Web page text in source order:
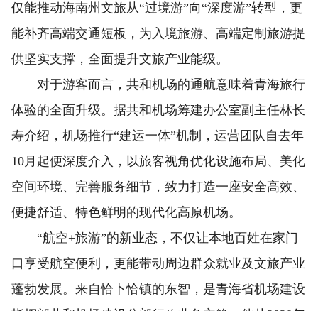
仅能推动海南州文旅从“过境游”向“深度游”转型，更
能补齐高端交通短板，为入境旅游、高端定制旅游提
供坚实支撑，全面提升文旅产业能级。
对于游客而言，共和机场的通航意味着青海旅行
体验的全面升级。据共和机场筹建办公室副主任林长
寿介绍，机场推行“建运一体”机制，运营团队自去年
10月起便深度介入，以旅客视角优化设施布局、美化
空间环境、完善服务细节，致力打造一座安全高效、
便捷舒适、特色鲜明的现代化高原机场。
“航空+旅游”的新业态，不仅让本地百姓在家门
口享受航空便利，更能带动周边群众就业及文旅产业
蓬勃发展。来自恰卜恰镇的东智，是青海省机场建设